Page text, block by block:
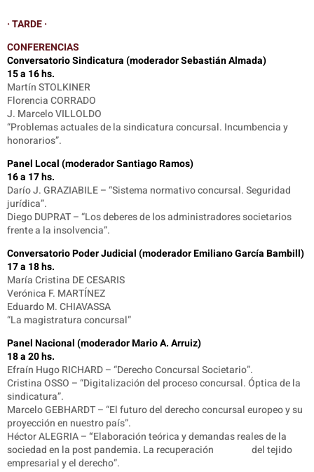
· TARDE ·
CONFERENCIAS
Conversatorio Sindicatura (moderador Sebastián Almada)
15 a 16 hs.
Martín STOLKINER
Florencia CORRADO
J. Marcelo VILLOLDO
“Problemas actuales de la sindicatura concursal. Incumbencia y
honorarios”.
Panel Local (moderador Santiago Ramos)
16 a 17 hs.
Darío J. GRAZIABILE – “Sistema normativo concursal. Seguridad
jurídica”.
Diego DUPRAT – “Los deberes de los administradores societarios
frente a la insolvencia”.
Conversatorio Poder Judicial (moderador Emiliano García Bambill)
17 a 18 hs.
María Cristina DE CESARIS
Verónica F. MARTÍNEZ
Eduardo M. CHIAVASSA
“La magistratura concursal”
Panel Nacional (moderador Mario A. Arruiz)
18 a 20 hs.
Efraín Hugo RICHARD – “Derecho Concursal Societario”.
Cristina OSSO – “Digitalización del proceso concursal. Óptica de la
sindicatura”.
Marcelo GEBHARDT – “El futuro del derecho concursal europeo y su
proyección en nuestro país”.
Héctor ALEGRIA –“Elaboración teórica y demandas reales de la
sociedad en la post pandemia. La recuperación del tejido
empresarial y el derecho”.